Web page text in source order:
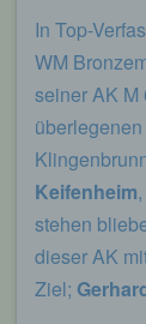
In Top-
WM
seiner AK M
Keifenheim
stehen
dieser AK
Ziel;
sie